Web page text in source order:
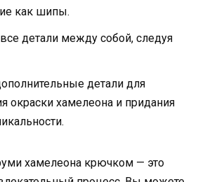
как шипы.
детали между собой, следуя
детали для
окраски хамелеона и придания
хамелеона крючком — это